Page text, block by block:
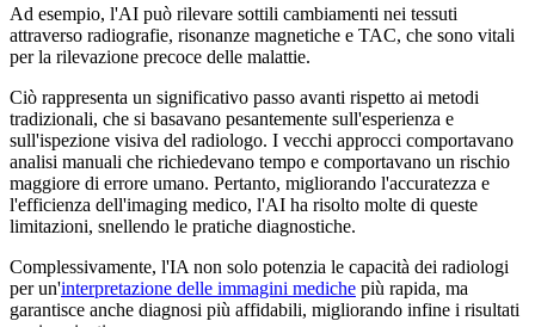
Ad esempio, l'AI può rilevare sottili cambiamenti nei tessuti
attraverso radiografie, risonanze magnetiche e TAC, che sono vitali
per la rilevazione precoce delle malattie.
Ciò rappresenta un significativo passo avanti rispetto ai metodi
tradizionali, che si basavano pesantemente sull'esperienza e
sull'ispezione visiva del radiologo. I vecchi approcci comportavano
analisi manuali che richiedevano tempo e comportavano un rischio
maggiore di errore umano. Pertanto, migliorando l'accuratezza e
l'efficienza dell'imaging medico, l'AI ha risolto molte di queste
limitazioni, snellendo le pratiche diagnostiche.
Complessivamente, l'IA non solo potenzia le capacità dei radiologi
per un'interpretazione delle immagini mediche più rapida, ma
garantisce anche diagnosi più affidabili, migliorando infine i risultati